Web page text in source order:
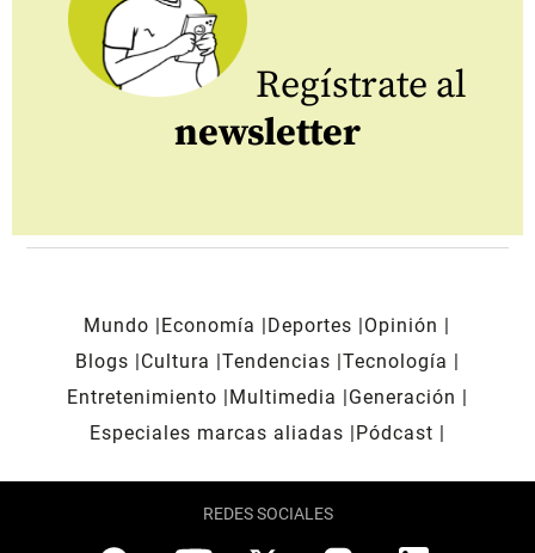
Regístrate al
newsletter
Mundo Economía Deportes
Opinión
Blogs
Cultura Tendencias Tecnología
Entretenimiento
Multimedia
Generación
Especiales marcas aliadas
Pódcast
REDES SOCIALES